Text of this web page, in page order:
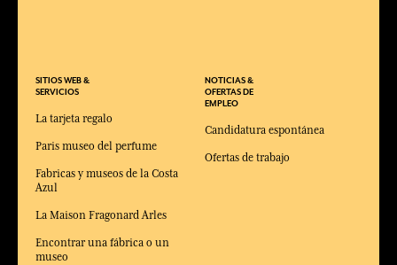
SITIOS WEB &
SERVICIOS
La tarjeta regalo
Paris museo del perfume
Fabricas y museos de la Costa
Azul
La Maison Fragonard Arles
Encontrar una fábrica o un
museo
NOTICIAS &
OFERTAS DE
EMPLEO
Candidatura espontánea
Ofertas de trabajo